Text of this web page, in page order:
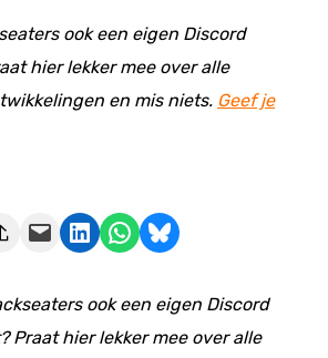
ook een eigen Discord
hier lekker mee over alle
en mis niets. Geef je
Deze pagina e-mailen Delen op LinkedIn Delen via WhatsApp Share on Bluesky
ook een eigen Discord
Praat hier lekker mee over alle